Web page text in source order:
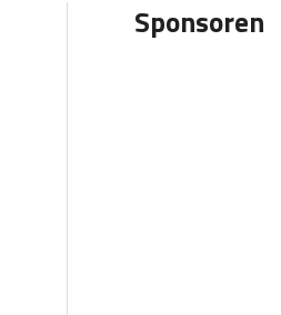
Sponsoren